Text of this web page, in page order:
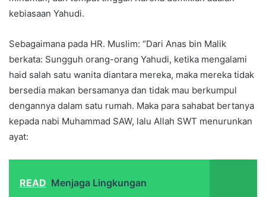
kebiasaan Yahudi.
Sebagaimana pada HR. Muslim: “Dari Anas bin Malik
berkata: Sungguh orang-orang Yahudi, ketika mengalami
haid salah satu wanita diantara mereka, maka mereka tidak
bersedia makan bersamanya dan tidak mau berkumpul
dengannya dalam satu rumah. Maka para sahabat bertanya
kepada nabi Muhammad SAW, lalu Allah SWT menurunkan
ayat:
READ Menjaga Lingkungan